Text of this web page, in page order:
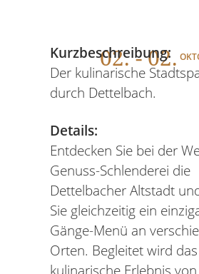
02. - 02.
Kurzbeschreibung:
Der kulinarische
durch Dettelbach.
Details:
Entdecken Sie bei der
Genuss-Schlenderei die
Dettelbacher Altstadt
Sie gleichzeitig ein
Gänge-Menü an
Orten. Begleitet wird das